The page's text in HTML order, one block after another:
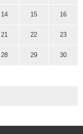
14 15 16
21 22 23
28 29 30